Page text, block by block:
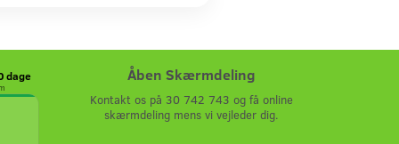
dage Åben Skærmdeling
Kontakt os på 30 742 743 og få online
skærmdeling mens vi vejleder dig.